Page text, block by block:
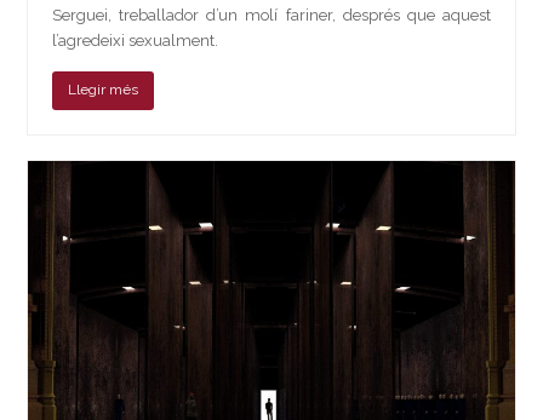
Serguei, treballador d’un molí fariner, després que aquest
l’agredeixi sexualment.
Llegir més